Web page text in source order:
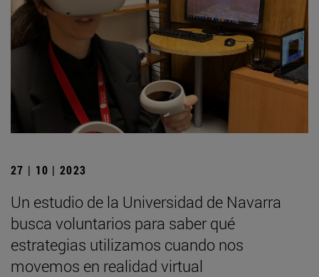
27 | 10 | 2023
Un estudio de la Universidad de Navarra
busca voluntarios para saber qué
estrategias utilizamos cuando nos
movemos en realidad virtual